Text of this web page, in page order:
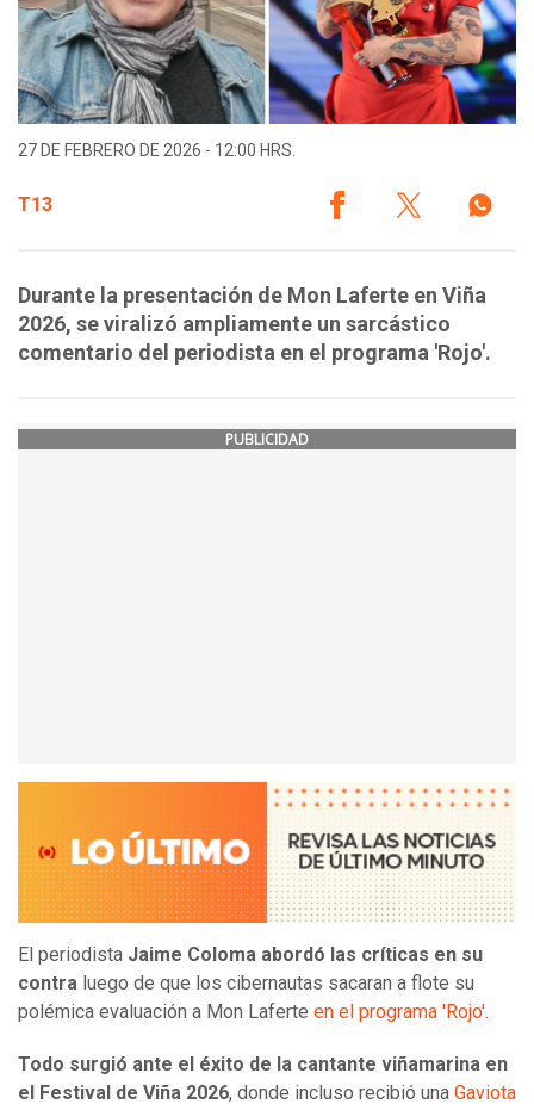
27 DE FEBRERO DE 2026 - 12:00 HRS.
T13
Durante la presentación de Mon Laferte en Viña
2026, se viralizó ampliamente un sarcástico
comentario del periodista en el programa 'Rojo'.
PUBLICIDAD
El periodista Jaime Coloma abordó las críticas en su
contra luego de que los cibernautas sacaran a flote su
polémica evaluación a Mon Laferte en el programa 'Rojo'.
Todo surgió ante el éxito de la cantante viñamarina en
el Festival de Viña 2026, donde incluso recibió una Gaviota